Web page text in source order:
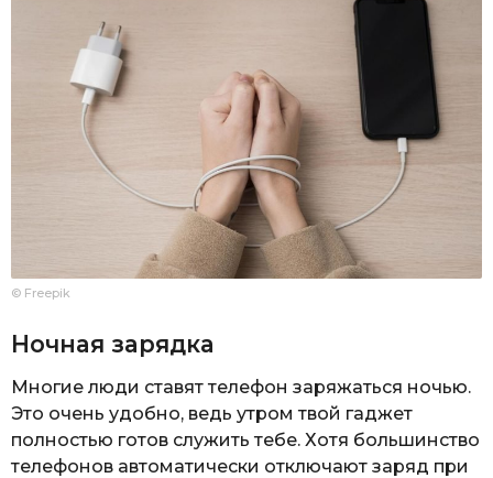
© Freepik
Ночная зарядка
Многие люди ставят телефон заряжаться ночью.
Это очень удобно, ведь утром твой гаджет
полностью готов служить тебе. Хотя большинство
телефонов автоматически отключают заряд при